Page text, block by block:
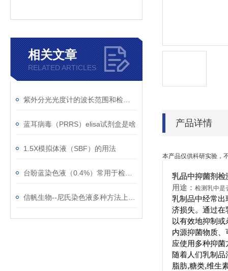
相关文章
RELATED ARTICLES
蓝耳病毒（PRRS）elisa试剂盒是啥
1.5X模拟体液（SBF）的用法
产品详情
本产品仅供科研实验，
乳品中抑菌剂检
用途： 检测乳中是
乳制品中经常出
济损失。通过在
以有效地抑制
内源抑菌物质
应使用多种抑
随着人们乳制
脂肪,糖类,维生